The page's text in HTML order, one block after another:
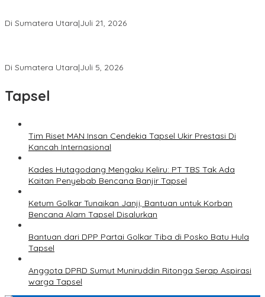
Di Sumatera Utara|Juli 21, 2026
Di Sumatera Utara|Juli 5, 2026
Tapsel
Tim Riset MAN Insan Cendekia Tapsel Ukir Prestasi Di
Kancah Internasional
Kades Hutagodang Mengaku Keliru: PT TBS Tak Ada
Kaitan Penyebab Bencana Banjir Tapsel
Ketum Golkar Tunaikan Janji, Bantuan untuk Korban
Bencana Alam Tapsel Disalurkan
Bantuan dari DPP Partai Golkar Tiba di Posko Batu Hula
Tapsel
Anggota DPRD Sumut Muniruddin Ritonga Serap Aspirasi
warga Tapsel